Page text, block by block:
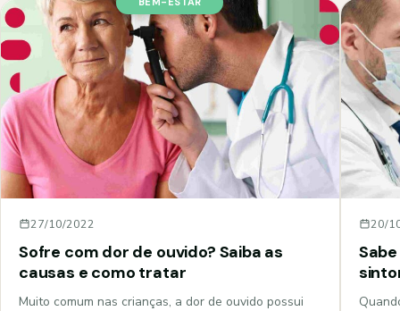
27/10/2022
Sofre com dor de ouvido? Saiba as
causas e como tratar
Muito comum nas crianças, a dor de ouvido possui
20/